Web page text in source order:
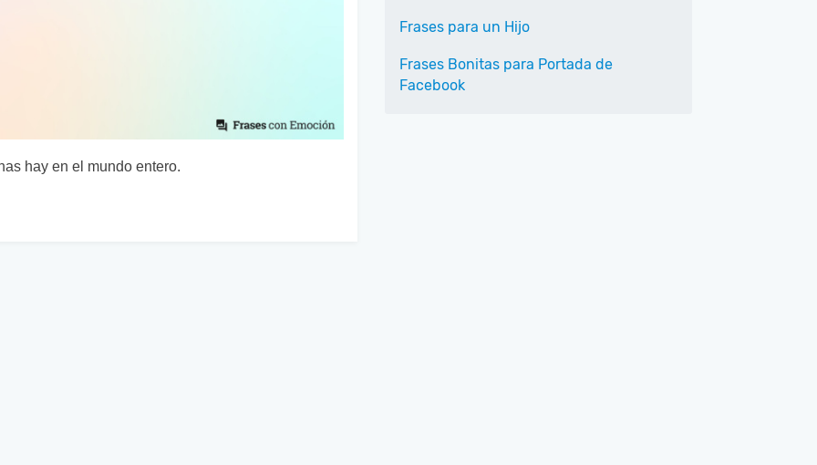
hay en el mundo entero.
Frases para un Hijo
Frases Bonitas para Portada de
Facebook